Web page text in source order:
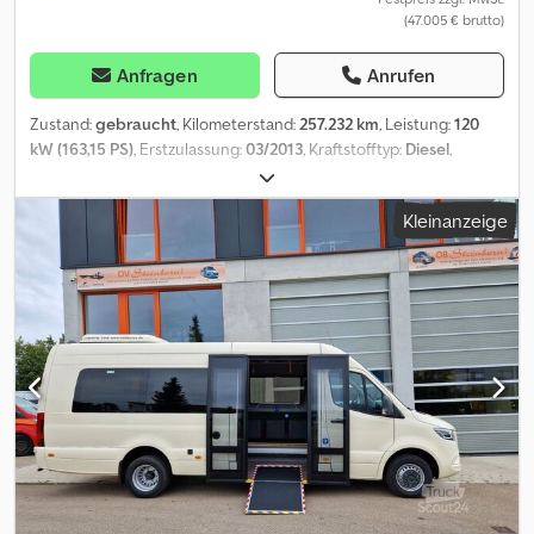
(47.005 € brutto)
Anfragen Anrufen
Zustand:gebraucht, Kilometerstand:257.232 km, Leistung:120
kW (163,15 PS), Erstzulassung:03/2013, Kraftstofftyp: Diesel,
, nächste Prüfung (TÜV):
Weiß, Getriebetyp:mechanisch, Baujahr:2013, Ausstattung:
Klimaanlage, Interne Fahrzeugnr.: G300109 Ab sofort zur
Verfügung auf unserem Hof in Kaufungen Mehr INFO unter: *
Golec Nutzfahrzeuge GmbH (Deutsch, English, Bulgarisch,
Russisch) * Viktoria Sologubova (Polnisch, Russisch, Ukrainisch,
English) Kanalinspektionsfahrzeug RCA proline mit
Satelliteninspektionsanlage Fahrzeugmerkmale: - Mercedes-
Benz Sprinter 516 CDI, Kastenwagen, Farbe: weiss - Erstzulassung:
2013, Zulassung als selbstfahrende Arbeitsmaschine, grünes KZ -
Radstand: 4025 mm - Gesamtgewicht: 4.600 kg - Motorleistung:
160 PS - Vorderachse verstärkt (Feder + Dämpfer) - Stabilisator
Vorderachse verstärkt - Stabilisator Hinterachse unter Rahmen -
Stoßdämpfer verstärkt - Dach und Rückwandtüren hohe
Ausführung - Warmluft-Zusatzheizung - Rundumkennleuchte
Kleinanzeige